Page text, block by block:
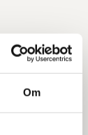
Om